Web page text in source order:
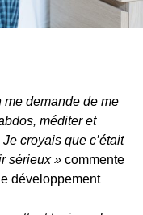
demande de me
méditer et
croyais que c’était
sérieux » commente
développement